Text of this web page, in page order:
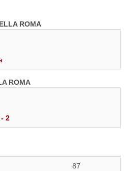
ROMA
ROMA
2
87